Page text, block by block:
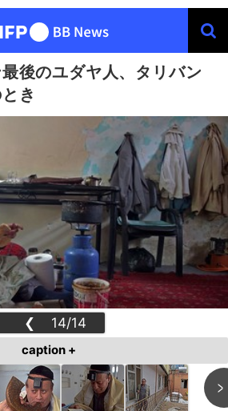
後のユダヤ人、タリバン
き
❮
14/14
❯
caption +